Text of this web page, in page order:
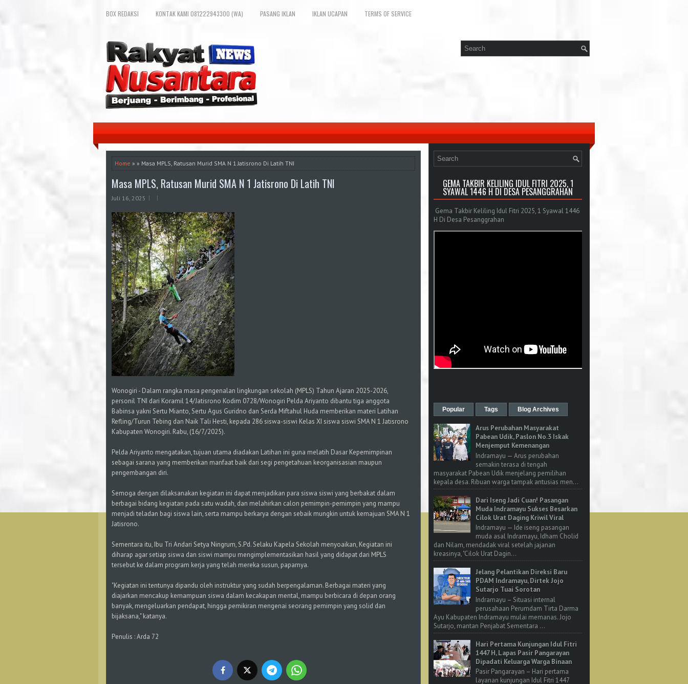
BOX REDAKSI KONTAK KAMI 081222943300 (WA) PASANG IKLAN IKLAN UCAPAN TERMS OF SERVICE
Home » » Masa MPLS, Ratusan Murid SMA N 1 Jatisrono Di Latih TNI
Masa MPLS, Ratusan Murid SMA N 1 Jatisrono Di Latih TNI
Juli 16, 2025
Wonogiri - Dalam rangka masa pengenalan lingkungan sekolah (MPLS) Tahun Ajaran 2025-2026,
personil TNI dari Koramil 14/Jatisrono Kodim 0728/Wonogiri Pelda Ariyanto dibantu tiga anggota
Babinsa yakni Sertu Mianto, Sertu Agus Guridno dan Serda Miftahul Huda memberikan materi Latihan
Refling/Turun Tebing dan Naik Tali Hesti, kepada 286 siswa-siswi Kelas XI siswa siswi SMA N 1 Jatisrono
Kabupaten Wonogiri. Rabu, (16/7/2025).
Pelda Ariyanto mengatakan, tujuan utama diadakan Latihan ini guna melatih Dasar Kepemimpinan
sebagai sarana yang memberikan manfaat baik dari segi pengetahuan keorganisasian maupun
pengembangan diri.
Semoga dengan dilaksanakan kegiatan ini dapat menjadikan para siswa siswi yang berbakat dalam
berbagai bidang kegiatan pada satu wadah, dan melahirkan calon pemimpin-pemimpin yang mampu
menjadi teladan bagi siswa lain, serta mampu berkarya dengan sebaik mungkin untuk kemajuan SMA N 1
Jatisrono.
Sementara itu, Ibu Tri Andari Setya Ningrum, S.Pd. Selaku Kapela Sekolah menyoaikan, Kegiatan ini
diharap agar setiap siswa dan siswi mampu mengimplementasikan hasil yang didapat dari MPLS
tersebut ke dalam program kerja yang telah mereka susun, paparnya.
"Kegiatan ini tentunya dipandu oleh instruktur yang sudah berpengalaman. Berbagai materi yang
diajarkan mencakup kemampuan siswa dalam kecakapan mental, mampu berbicara di depan orang
banyak, mengeluarkan pendapat, hingga pemikiran mengenai seorang pemimpin yang solid dan
bijaksana," katanya.
Penulis : Arda 72
GEMA TAKBIR KELILING IDUL FITRI 2025, 1
SYAWAL 1446 H DI DESA PESANGGRAHAN
Gema Takbir Keliling Idul Fitri 2025, 1 Syawal 1446
H Di Desa Pesanggrahan
Popular Tags Blog Archives
Arus Perubahan Masyarakat
Pabean Udik, Paslon No.3 Iskak
Menjemput Kemenangan
Indramayu — Arus perubahan
semakin terasa di tengah
masyarakat Pabean Udik menjelang pemilihan
kepala desa. Ribuan warga tampak antusias men...
Dari Iseng Jadi Cuan! Pasangan
Muda Indramayu Sukses Besarkan
Cilok Urat Daging Kriwil Viral
Indramayu — Ide iseng pasangan
muda asal Indramayu, Idham Cholid
dan Nilam, mendadak viral setelah jajanan
kreasinya, "Cilok Urat Dagin...
Jelang Pelantikan Direksi Baru
PDAM Indramayu, Dirtek Jojo
Sutarjo Tuai Sorotan
Indramayu – Situasi internal
perusahaan Perumdam Tirta Darma
Ayu Kabupaten Indramayu mulai memanas. Jojo
Sutarjo, mantan Penjabat Sementara ...
Hari Pertama Kunjungan Idul Fitri
1447 H, Lapas Pasir Pangarayan
Dipadati Keluarga Warga Binaan
Pasir Pangarayan – Hari pertama
layanan kunjungan Idul Fitri 1447